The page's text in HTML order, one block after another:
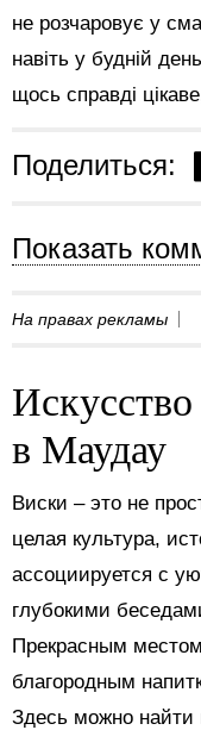
не розчаровує у
навіть у будній
щось справді
Поделиться:
Показать
На правах рекламы
в Маудау
Виски – это не
целая культура,
ассоциируется с
глубокими
Прекрасным
благородным
Здесь можно найти